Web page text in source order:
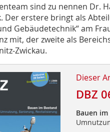
sind zu nennen Dr.
Der erstere bringt als
Gebäudetechnik“ am
mit, der zweite als
Zwickau.
Dieser
DBZ
Bauen